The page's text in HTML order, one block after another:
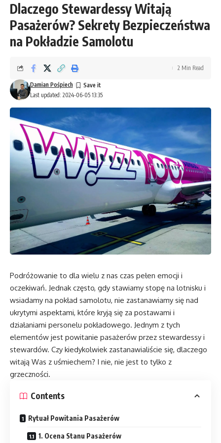
Dlaczego Stewardessy Witają
Pasażerów? Sekrety Bezpieczeństwa
na Pokładzie Samolotu
Last updated: 2024-06-05 13:35
Damian Pośpiech
2 Min Read
Podróżowanie to dla wielu z nas czas pełen emocji i
oczekiwań. Jednak często, gdy stawiamy stopę na lotnisku i
wsiadamy na pokład samolotu, nie zastanawiamy się nad
ukrytymi aspektami, które kryją się za postawami i
działaniami personelu pokładowego. Jednym z tych
elementów jest powitanie pasażerów przez stewardessy i
stewardów. Czy kiedykolwiek zastanawialiście się, dlaczego
witają Was z uśmiechem? I nie, nie jest to tylko z
grzeczności.
Contents
Rytuał Powitania Pasażerów
1. Ocena Stanu Pasażerów